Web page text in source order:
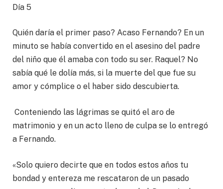
Día 5
Quién daría el primer paso? Acaso Fernando? En un
minuto se había convertido en el asesino del padre
del niño que él amaba con todo su ser. Raquel? No
sabía qué le dolía más, si la muerte del que fue su
amor y cómplice o el haber sido descubierta.
Conteniendo las lágrimas se quitó el aro de
matrimonio y en un acto lleno de culpa se lo entregó
a Fernando.
«Solo quiero decirte que en todos estos años tu
bondad y entereza me rescataron de un pasado